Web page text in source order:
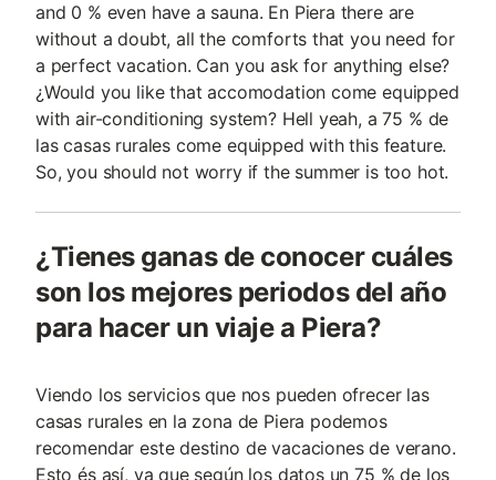
and 0 % even have a sauna. En Piera there are
without a doubt, all the comforts that you need for
a perfect vacation. Can you ask for anything else?
¿Would you like that accomodation come equipped
with air-conditioning system? Hell yeah, a 75 % de
las casas rurales come equipped with this feature.
So, you should not worry if the summer is too hot.
¿Tienes ganas de conocer cuáles
son los mejores periodos del año
para hacer un viaje a Piera?
Viendo los servicios que nos pueden ofrecer las
casas rurales en la zona de Piera podemos
recomendar este destino de vacaciones de verano.
Esto és así, ya que según los datos un 75 % de los